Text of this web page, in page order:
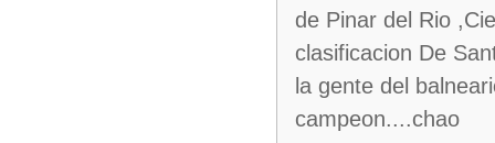
de Pinar del Rio
clasificacion De
la gente del
campeon....chao